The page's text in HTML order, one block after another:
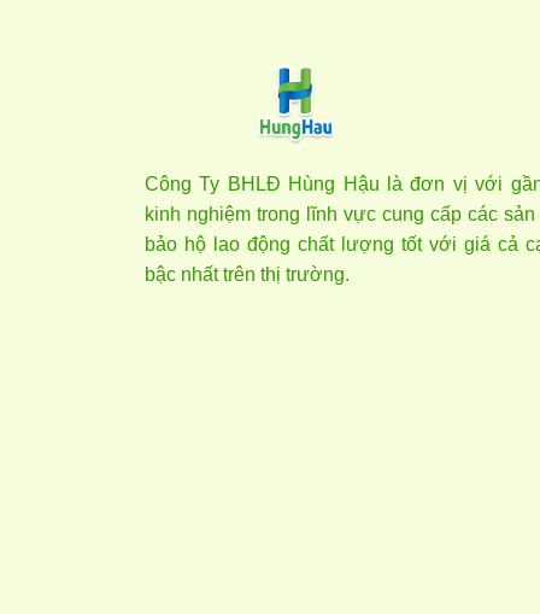
Công Ty BHLĐ Hùng Hậu là đơn vị với
kinh nghiệm trong lĩnh vực cung cấp các sản
bảo hộ lao động chất lượng tốt với giá cả
bậc nhất trên thị trường.